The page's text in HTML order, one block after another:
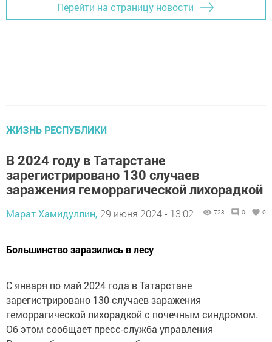
Перейти на страницу новости
ЖИЗНЬ РЕСПУБЛИКИ
В 2024 году в Татарстане
зарегистрировано 130 случаев
заражения геморрагической лихорадкой
Марат Хамидуллин, 29 июня 2024 - 13:02 723 0 0
Большинство заразились в лесу
С января по май 2024 года в Татарстане
зарегистрировано 130 случаев заражения
геморрагической лихорадкой с почечным синдромом.
Об этом сообщает пресс-служба управления